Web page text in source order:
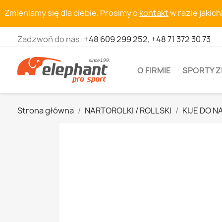
Zmieniamy się dla ciebie. Prosimy okontaktw razie
Zadzwoń do nas: +48 609 299 252, +48 71 372 30 73
O FIRMIE SPORTY
Strona główna NARTOROLKI / ROLLSKI KIJE DO